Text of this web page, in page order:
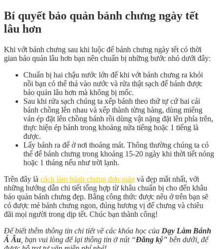
Bí quyết bảo quản bánh chưng ngày tết
lâu hơn
Khi vớt bánh chưng sau khi luộc để bánh chưng ngày tết có thời
gian bảo quản lâu hơn bạn nên chuẩn bị những bước nhỏ dưới đây:
Chuẩn bị hai chậu nước lớn để khi vớt bánh chưng ra khỏi
nồi bạn có thể thả vào nước và rửa thật sạch để bánh được
bảo quản lâu hơn mà không bị mốc.
Sau khi rửa sạch chúng ta xếp bánh theo thứ tự cứ hai cái
bánh chồng lên nhau và xếp thành từng hàng, dùng miếng
ván ép đặt lên chồng bánh rồi dùng vật nặng đặt lên phía trên,
thực hiện ép bánh trong khoảng nửa tiếng hoặc 1 tiếng là
được.
Lấy bánh ra để ở nơi thoáng mát. Thông thường chúng ta có
thể để bánh chưng trong khoảng 15-20 ngày khi thời tiết nóng
hoặc 1 tháng nếu như trời lạnh.
Trên đây là cách làm bánh chưng đơn giản và đẹp mắt nhất, với
những hướng dẫn chi tiết tổng hợp từ khâu chuẩn bị cho đến khâu
bảo quản bánh chưng đẹp. Bằng công thức được nêu ở trên bạn sẽ
có được mẻ bánh chưng ngon, đúng hương vị để chưng và chiêu
đãi mọi người trong dịp tết. Chúc bạn thành công!
Để biết thêm thông tin chi tiết về các khóa học của Dạy Làm Bánh
Á Âu , bạn vui lòng để lại thông tin ở nút “Đăng ký” bên dưới, để